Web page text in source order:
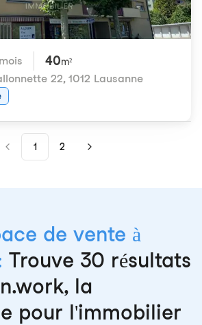
40m²
22, 1012 Lausanne
1 2
de vente à
Trouve 30 résultats
la
pour l'immobilier